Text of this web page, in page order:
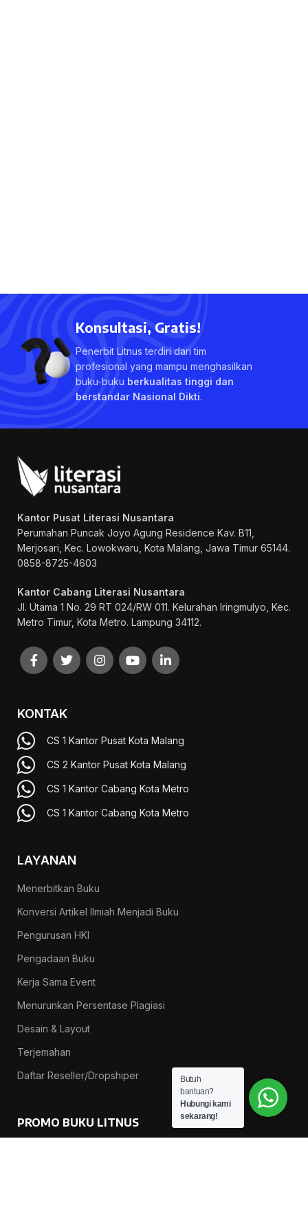
Konsultasi, Gratis!
Penerbit Litnus terdiri dari tim
profesional yang mampu menghasilkan
buku-buku berkualitas tinggi dan
berstandar Nasional Dikti.
Kantor Pusat Literasi Nusantara
Perumahan Puncak Joyo Agung Residence Kav. B11,
Merjosari, Kec. Lowokwaru, Kota Malang, Jawa Timur 65144.
0858-8725-4603
Kantor Cabang Literasi Nusantara
Jl. Utama 1 No. 29 RT 024/RW 011. Kelurahan Iringmulyo, Kec.
Metro Timur, Kota Metro. Lampung 34112.
KONTAK
CS 1 Kantor Pusat Kota Malang
CS 2 Kantor Pusat Kota Malang
CS 1 Kantor Cabang Kota Metro
CS 1 Kantor Cabang Kota Metro
LAYANAN
Menerbitkan Buku
Konversi Artikel Ilmiah Menjadi Buku
Pengurusan HKI
Pengadaan Buku
Kerja Sama Event
Menurunkan Persentase Plagiasi
Desain & Layout
Terjemahan
Daftar Reseller/Dropshiper
PROMO BUKU LITNUS
Butuh
bantuan?
Hubungi kami
sekarang!